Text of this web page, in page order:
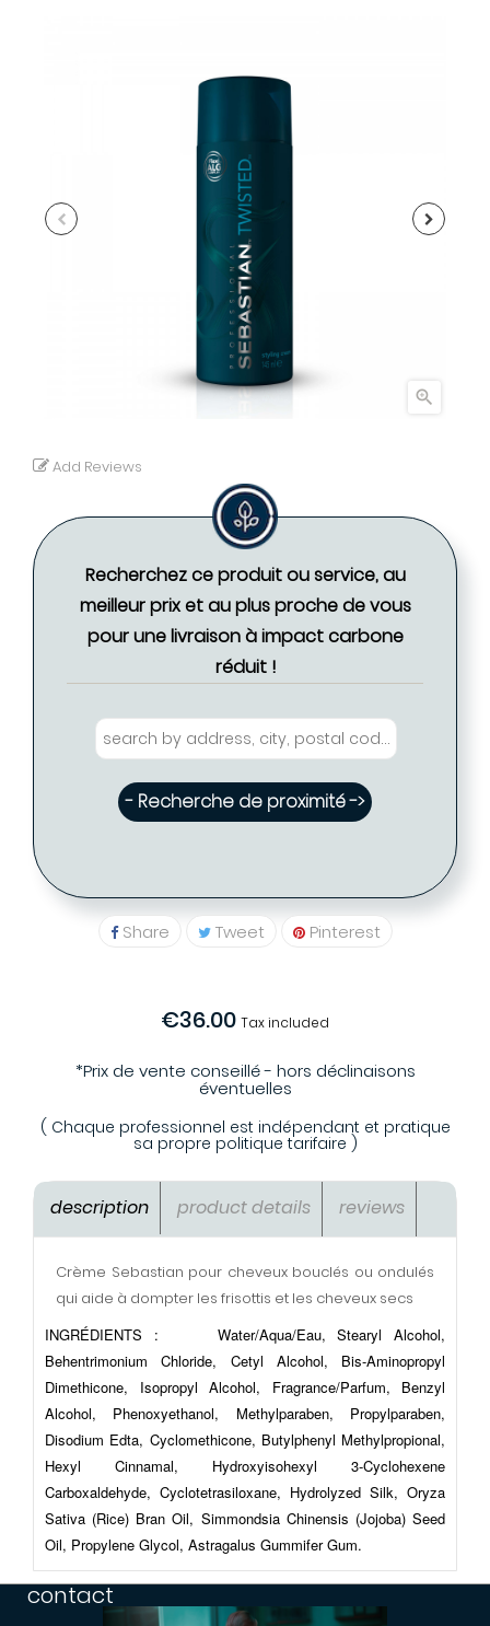

Add Reviews
Recherchez ce produit ou service, au
meilleur prix et au plus proche de vous
pour une livraison à impact carbone
réduit !
- Recherche de proximité ->
Share Tweet Pinterest
€36.00 Tax included
*Prix de vente conseillé - hors déclinaisons
éventuelles
( Chaque professionnel est indépendant et pratique
sa propre politique tarifaire )
description product details reviews
Crème Sebastian pour cheveux bouclés ou ondulés
qui aide à dompter les frisottis et les cheveux secs
INGRÉDIENTS :
Water/Aqua/Eau, Stearyl Alcohol,
Behentrimonium Chloride, Cetyl Alcohol, Bis-Aminopropyl
Dimethicone, Isopropyl Alcohol, Fragrance/Parfum, Benzyl
Alcohol, Phenoxyethanol, Methylparaben, Propylparaben,
Disodium Edta, Cyclomethicone, Butylphenyl Methylpropional,
Hexyl Cinnamal, Hydroxyisohexyl 3-Cyclohexene
Carboxaldehyde, Cyclotetrasiloxane, Hydrolyzed Silk, Oryza
Sativa (Rice) Bran Oil, Simmondsia Chinensis (Jojoba) Seed
Oil, Propylene Glycol, Astragalus Gummifer Gum.
contact